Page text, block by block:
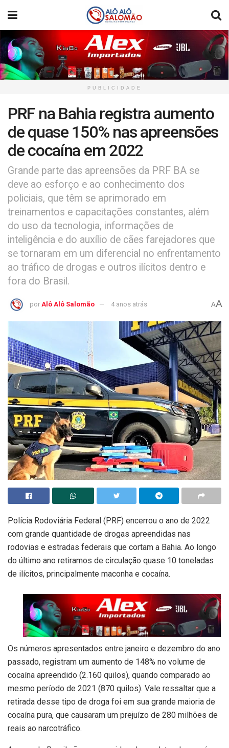
PUBLICIDADE
PRF na Bahia registra aumento
de quase 150% nas apreensões
de cocaína em 2022
Grande parte das apreensões da PRF BA se
deve ao esforço e ao conhecimento dos
policiais, que têm se aprimorado em
treinamentos e capacitações constantes, além
do uso da tecnologia, informações de
inteligência e do auxílio de cães farejadores que
se tornaram em um diferencial no enfrentamento
ao tráfico de drogas e outros ilícitos dentro e
fora do Brasil.
por Alô Alô Salomão 4 anos atrás AA
Polícia Rodoviária Federal (PRF) encerrou o ano de 2022
com grande quantidade de drogas apreendidas nas
rodovias e estradas federais que cortam a Bahia. Ao longo
do último ano retiramos de circulação quase 10 toneladas
de ilícitos, principalmente maconha e cocaína.
Os números apresentados entre janeiro e dezembro do ano
passado, registram um aumento de 148% no volume de
cocaína apreendido (2.160 quilos), quando comparado ao
mesmo período de 2021 (870 quilos). Vale ressaltar que a
retirada desse tipo de droga foi em sua grande maioria de
cocaína pura, que causaram um prejuízo de 280 milhões de
reais ao narcotráfico.